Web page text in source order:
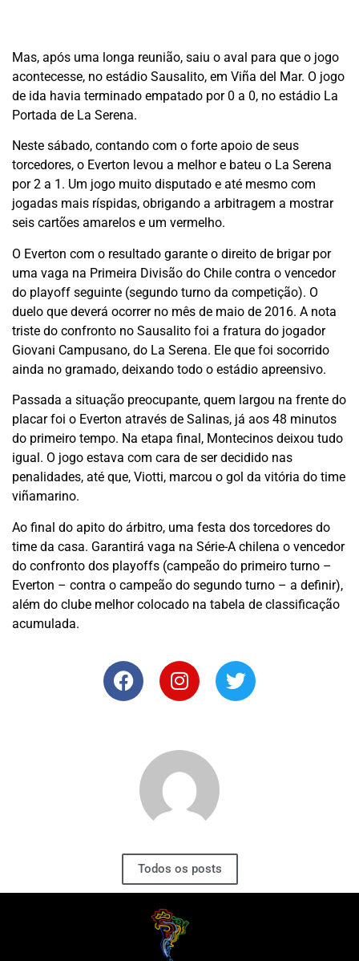
Mas, após uma longa reunião, saiu o aval para que o jogo
acontecesse, no estádio Sausalito, em Viña del Mar. O jogo
de ida havia terminado empatado por 0 a 0, no estádio La
Portada de La Serena.
Neste sábado, contando com o forte apoio de seus
torcedores, o Everton levou a melhor e bateu o La Serena
por 2 a 1. Um jogo muito disputado e até mesmo com
jogadas mais ríspidas, obrigando a arbitragem a mostrar
seis cartões amarelos e um vermelho.
O Everton com o resultado garante o direito de brigar por
uma vaga na Primeira Divisão do Chile contra o vencedor
do playoff seguinte (segundo turno da competição). O
duelo que deverá ocorrer no mês de maio de 2016. A nota
triste do confronto no Sausalito foi a fratura do jogador
Giovani Campusano, do La Serena. Ele que foi socorrido
ainda no gramado, deixando todo o estádio apreensivo.
Passada a situação preocupante, quem largou na frente do
placar foi o Everton através de Salinas, já aos 48 minutos
do primeiro tempo. Na etapa final, Montecinos deixou tudo
igual. O jogo estava com cara de ser decidido nas
penalidades, até que, Viotti, marcou o gol da vitória do time
viñamarino.
Ao final do apito do árbitro, uma festa dos torcedores do
time da casa. Garantirá vaga na Série-A chilena o vencedor
do confronto dos playoffs (campeão do primeiro turno –
Everton – contra o campeão do segundo turno – a definir),
além do clube melhor colocado na tabela de classificação
acumulada.
Todos os posts